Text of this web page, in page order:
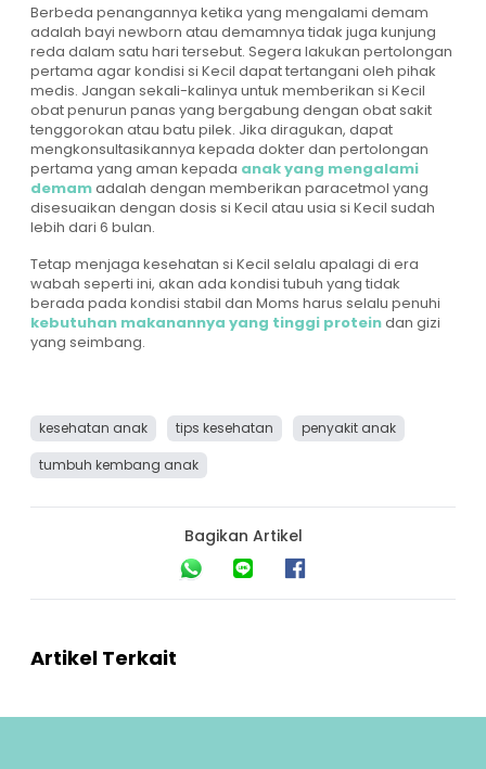
Berbeda penangannya ketika yang mengalami demam
adalah bayi newborn atau demamnya tidak juga kunjung
reda dalam satu hari tersebut. Segera lakukan pertolongan
pertama agar kondisi si Kecil dapat tertangani oleh pihak
medis. Jangan sekali-kalinya untuk memberikan si Kecil
obat penurun panas yang bergabung dengan obat sakit
tenggorokan atau batu pilek. Jika diragukan, dapat
mengkonsultasikannya kepada dokter dan pertolongan
pertama yang aman kepada anak yang mengalami
demamadalah dengan memberikan paracetmol yang
disesuaikan dengan dosis si Kecil atau usia si Kecil sudah
lebih dari 6 bulan.
Tetap menjaga kesehatan si Kecil selalu apalagi di era
wabah seperti ini, akan ada kondisi tubuh yang tidak
berada pada kondisi stabil dan Moms harus selalu penuhi
kebutuhan makanannya yang tinggi proteindan gizi
yang seimbang.
kesehatan anak tips kesehatan
penyakit anak
tumbuh kembang anak
Bagikan Artikel
Artikel Terkait